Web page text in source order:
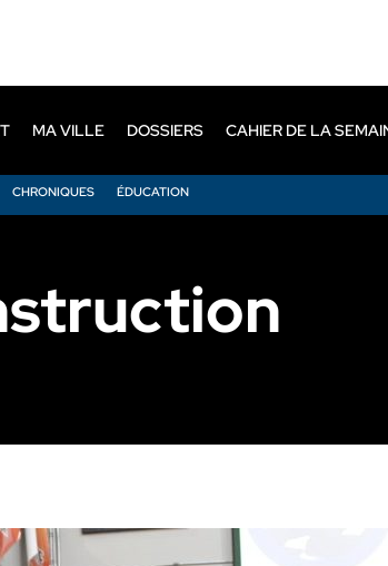
CHRONIQUES ÉDUCATION
MA VILLE DOSSIERS CAHIER DE LA